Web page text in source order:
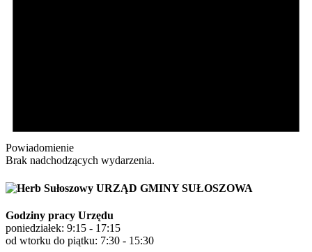
Powiadomienie
Brak nadchodzących wydarzenia.
URZĄD GMINY SUŁOSZOWA
Godziny pracy Urzędu
poniedziałek: 9:15 - 17:15
od wtorku do piątku: 7:30 - 15:30